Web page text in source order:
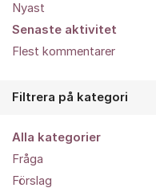
Nyast
Senaste aktivitet
Flest kommentarer
Filtrera på kategori
Alla kategorier
Fråga
Förslag